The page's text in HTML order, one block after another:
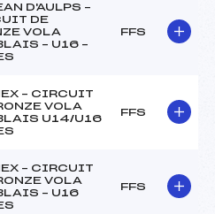
D'AULPS –
DE
VOLA
– U16 –
FFS
– CIRCUIT
VOLA
U14/U16
FFS
– CIRCUIT
VOLA
– U16
FFS